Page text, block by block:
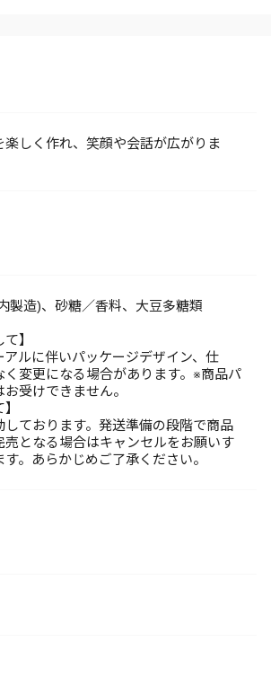
楽しく作れ、笑顔や会話が広がりま
製造)、砂糖／香料、大豆多糖類
】
アルに伴いパッケージデザイン、仕
く変更になる場合があります。※商品パ
受けできません。
しております。発送準備の段階で商品
売となる場合はキャンセルをお願いす
。あらかじめご了承ください。